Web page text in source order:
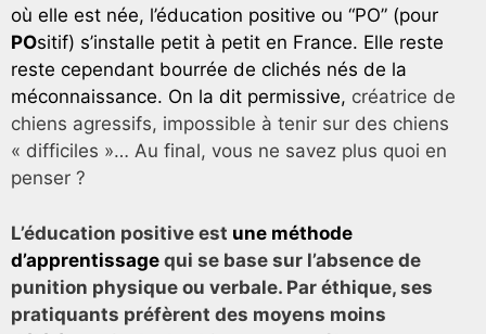
où elle est née, l’éducation positive ou “PO” (pour
POsitif) s’installe petit à petit en France. Elle reste
reste cependant bourrée de clichés nés de la
méconnaissance. On la dit permissive, créatrice de
chiens agressifs, impossible à tenir sur des chiens
« difficiles »… Au final, vous ne savez plus quoi en
penser ?
L’éducation positive est une méthode
d’apprentissage qui se base sur l’absence de
punition physique ou verbale. Par éthique, ses
pratiquants préfèrent des moyens moins